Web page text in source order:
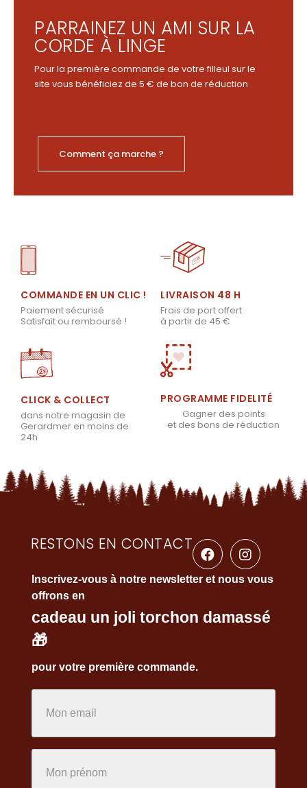
PARRAINEZ UN AMI SUR LA
CORDE À LINGE
Pour la première commande de votre filleul sur le
site vous bénéficiez de 5 € de bon de réduction
Comment ça marche ?
COMMANDE EN UN CLIC !
Paiement sécurisé
Satisfait ou remboursé !
LIVRAISON 48 H
Frais de port offert
à partir de 45 €
CLICK & COLLECT
dans notre magasin de
Gerardmer en moins de
24h
PROGRAMME FIDELITÉ
Gagner des points
et des bons de réduction
RESTONS EN CONTACT
Inscrivez-vous à notre newsletter et nous vous
offrons en
cadeau un joli torchon damassé
🎁
pour votre première commande.